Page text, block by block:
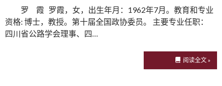
罗 霞 罗霞，女，出生年月：1962年7月。教育和专业
资格: 博士，教授。第十届全国政协委员。 主要专业任职：
四川省公路学会理事、四…
阅读全文 »